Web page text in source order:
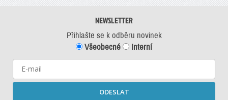
NEWSLETTER
Přihlašte se k odběru novinek
Všeobecné
Interní
ODESLAT